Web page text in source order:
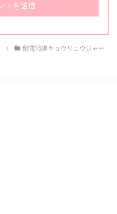
獣電戦隊キョウリュウジャー